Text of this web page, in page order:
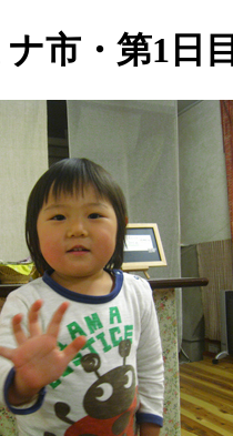
市・第1日目